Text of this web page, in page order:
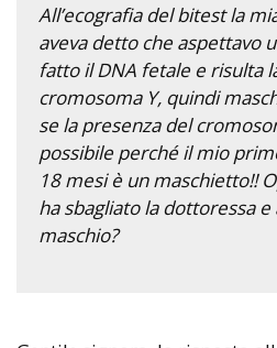
All’ecografia del bitest la
aveva detto che aspettavo
fatto il DNA fetale e risulta
cromosoma Y, quindi
se la presenza del
possibile perché il mio
18 mesi è un maschietto!!
ha sbagliato la dottoressa
maschio?